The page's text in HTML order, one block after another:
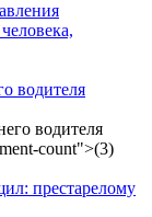
водителя
престарелому